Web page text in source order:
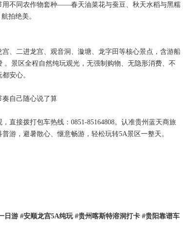
用不同农作物套种——春天油菜花与蚕豆、秋天水稻与黑糯
拍绝美。
、二进龙宫、观音洞、漩塘、龙字田等核心景点，含游船
。景区全程自然纯玩观光，无强制购物、无隐形消费、不
安心。
奏自己随心说了算
直接拨打包车热线：0851-85164808。认准贵州蓝天商旅
游，避暑散心、惬意畅游，轻松玩转5A景区一整天。
日游 #安顺龙宫5A纯玩 #贵州喀斯特溶洞打卡 #贵阳靠谱车